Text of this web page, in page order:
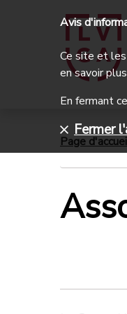
Page
Avis
Ce site et
en savoir
En fermant
Fermer